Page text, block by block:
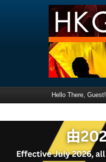
Hello There, Guest!